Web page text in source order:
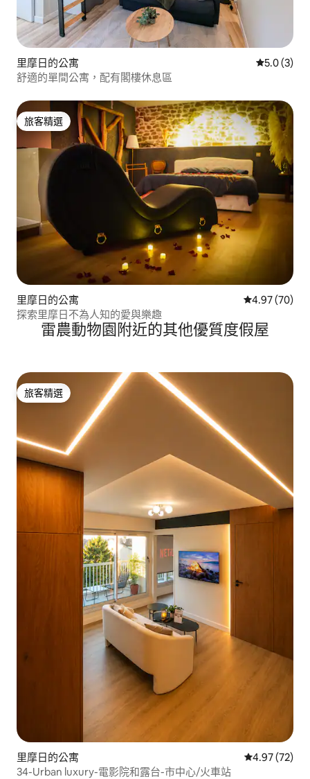
里摩日的公寓 從 3 則評
5.0 (3)
舒適的單間公寓，配有閣樓休息區
旅客精選
旅客精選
里摩日的公寓 從 70 則評價
4.97 (70)
探索里摩日不為人知的愛與樂趣
雷農動物園附近的其他優質度假屋
旅客精選
旅客精選
里摩日的公寓 從 72 則評價
4.97 (72)
34-Urban luxury-電影院和露台-市中心/火車站